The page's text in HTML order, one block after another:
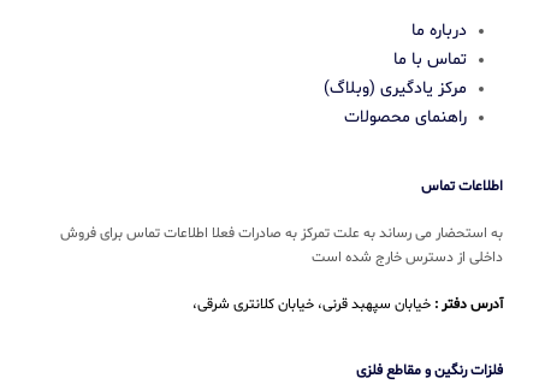
درباره ما
تماس با ما
مرکز یادگیری (وبلاگ)
راهنمای محصولات
اطلاعات تماس
به استحضار می رساند به علت تمرکز به صادرات فعلا اطلاعات تماس برای فروش
داخلی از دسترس خارج شده است
آدرس دفتر : خیابان سپهبد قرنی، خیابان کلانتری شرقی،
فلزات رنگین و مقاطع فلزی